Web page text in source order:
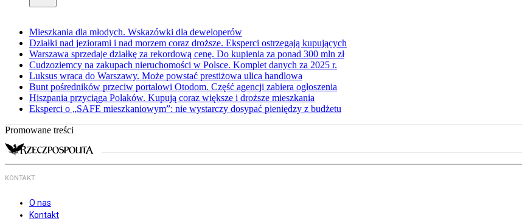
Mieszkania dla młodych. Wskazówki dla deweloperów
Działki nad jeziorami i nad morzem coraz droższe. Eksperci ostrzegają kupujących
Warszawa sprzedaje działkę za rekordową cenę. Do kupienia za ponad 300 mln zł
Cudzoziemcy na zakupach nieruchomości w Polsce. Komplet danych za 2025 r.
Luksus wraca do Warszawy. Może powstać prestiżowa ulica handlowa
Bunt pośredników przeciw portalowi Otodom. Część agencji zabiera ogłoszenia
Hiszpania przyciąga Polaków. Kupują coraz większe i droższe mieszkania
Eksperci o „SAFE mieszkaniowym”: nie wystarczy dosypać pieniędzy z budżetu
Promowane treści
KONTAKT
O nas
Kontakt